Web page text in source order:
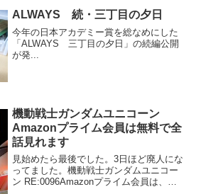
プライム・ビデオで無料で見れるアニメ
を観て過ごしています...
ALWAYS 続・三丁目の夕日
今年の日本アカデミー賞を総なめにした
「ALWAYS 三丁目の夕日」の続編公開
が発...
機動戦士ガンダムユニコーン
Amazonプライム会員は無料で全
話見れます
見始めたら最後でした。3日ほど廃人にな
ってました。機動戦士ガンダムユニコー
ン RE:0096Amazonプライム会員は、無